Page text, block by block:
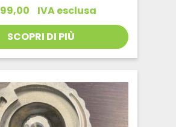
99,00
IVA esclusa
SCOPRI DI PIÙ